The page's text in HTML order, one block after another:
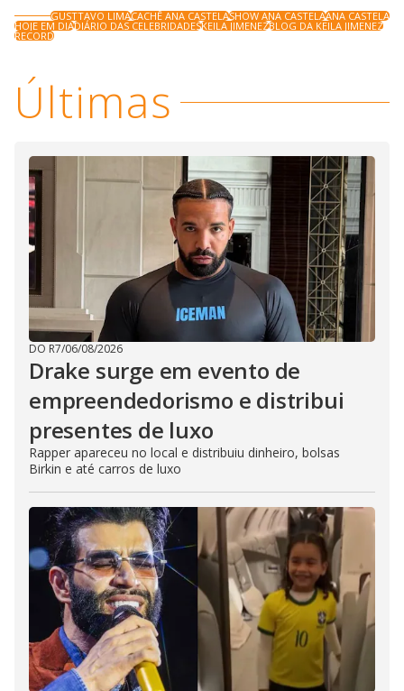
GUSTTAVO LIMACACHÊ ANA CASTELASHOW ANA CASTELAANA CASTELA
HOJE EM DIADIÁRIO DAS CELEBRIDADESKEILA JIMENEZBLOG DA KEILA JIMENEZ
RECORD
Últimas
DO R7/06/08/2026
Drake surge em evento de
empreendedorismo e distribui
presentes de luxo
Rapper apareceu no local e distribuiu dinheiro, bolsas
Birkin e até carros de luxo